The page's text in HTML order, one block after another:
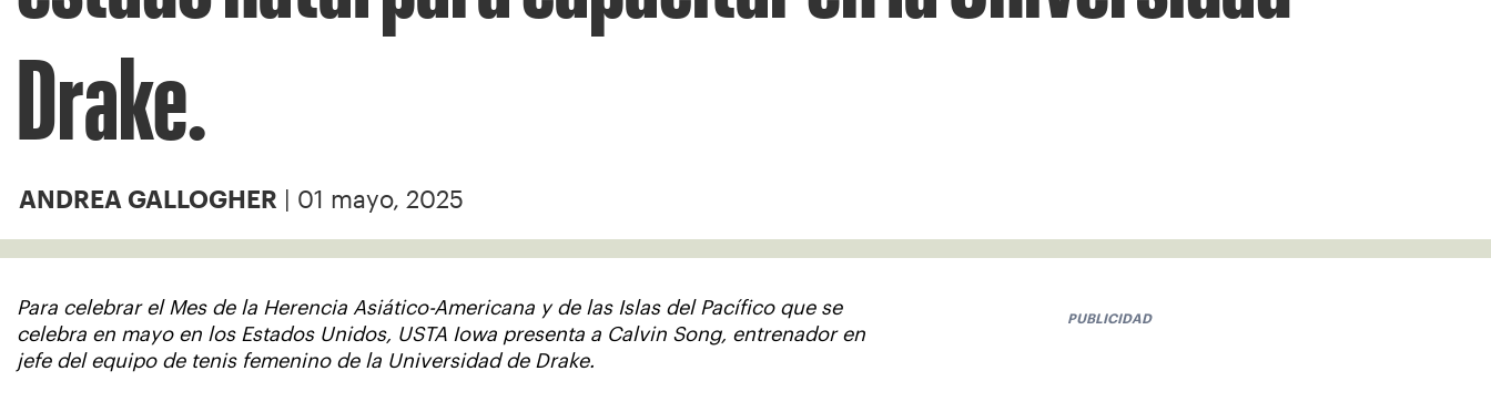
Drake.
ANDREA GALLOGHER | 01 mayo, 2025
Para celebrar el Mes de la Herencia Asiático-Americana y de las Islas del Pacífico que se
celebra en mayo en los Estados Unidos, USTA Iowa presenta a Calvin Song, entrenador en
jefe del equipo de tenis femenino de la Universidad de Drake.
PUBLICIDAD